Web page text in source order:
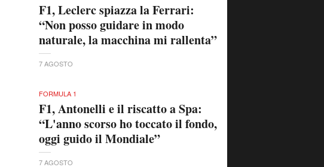
F1, Leclerc spiazza la Ferrari:
“Non posso guidare in modo
naturale, la macchina mi rallenta”
7 AGOSTO
FORMULA 1
F1, Antonelli e il riscatto a Spa:
“L'anno scorso ho toccato il fondo,
oggi guido il Mondiale”
7 AGOSTO